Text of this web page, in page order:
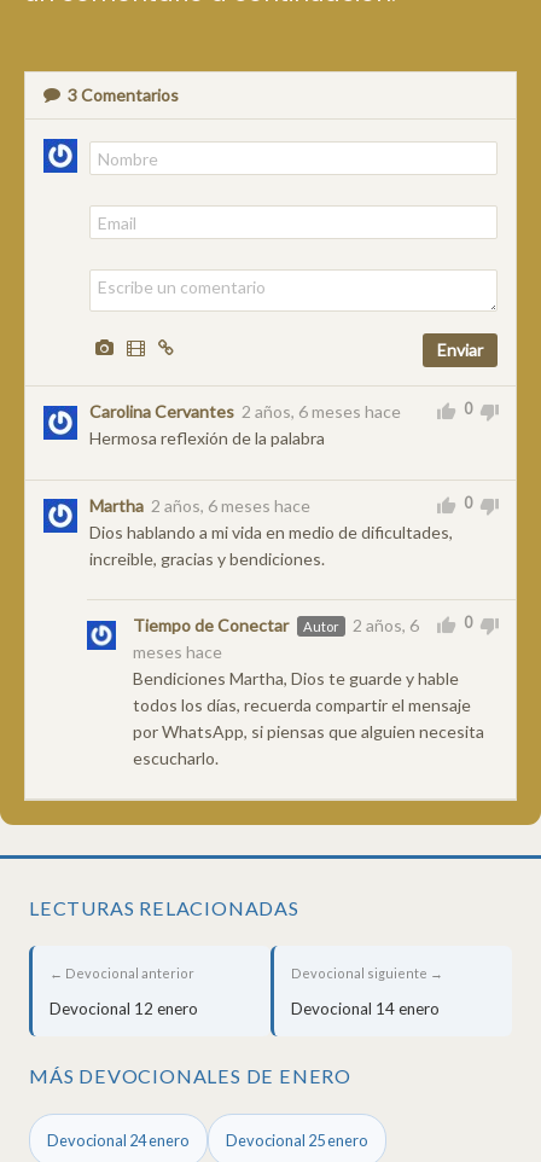
3Comentarios
Carolina Cervantes 2 años, 6 meses hace
Hermosa reflexión de la palabra
0
Martha 2 años, 6 meses hace
Dios hablando a mi vida en medio de dificultades,
increible, gracias y bendiciones.
0
Tiempo de Conectar Autor
2 años, 6
meses hace
Bendiciones Martha, Dios te guarde y hable
todos los días, recuerda compartir el mensaje
por WhatsApp, si piensas que alguien necesita
escucharlo.
0
LECTURAS RELACIONADAS
← Devocional anterior
Devocional 12 enero
Devocional siguiente →
Devocional 14 enero
MÁS DEVOCIONALES DE ENERO
Devocional 24 enero Devocional 25 enero